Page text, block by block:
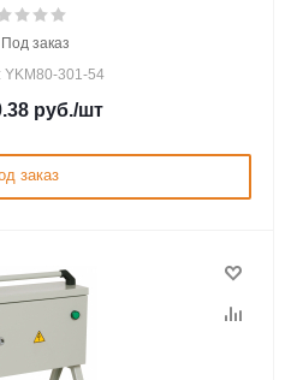
Под заказ
YKM80-301-54
руб./шт
заказ